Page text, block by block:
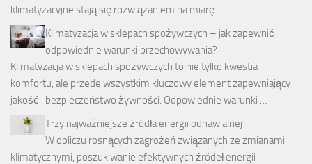
klimatyzacyjne stają się rozwiązaniem na miarę …
Klimatyzacja w sklepach spożywczych – jak zapewnić
odpowiednie warunki przechowywania?
Klimatyzacja w sklepach spożywczych to nie tylko kwestia
komfortu, ale przede wszystkim kluczowy element zapewniający
jakość i bezpieczeństwo żywności. Odpowiednie warunki …
Trzy najważniejsze źródła energii odnawialnej
W obliczu rosnących zagrożeń związanych ze zmianami
klimatycznymi, poszukiwanie efektywnych źródeł energii